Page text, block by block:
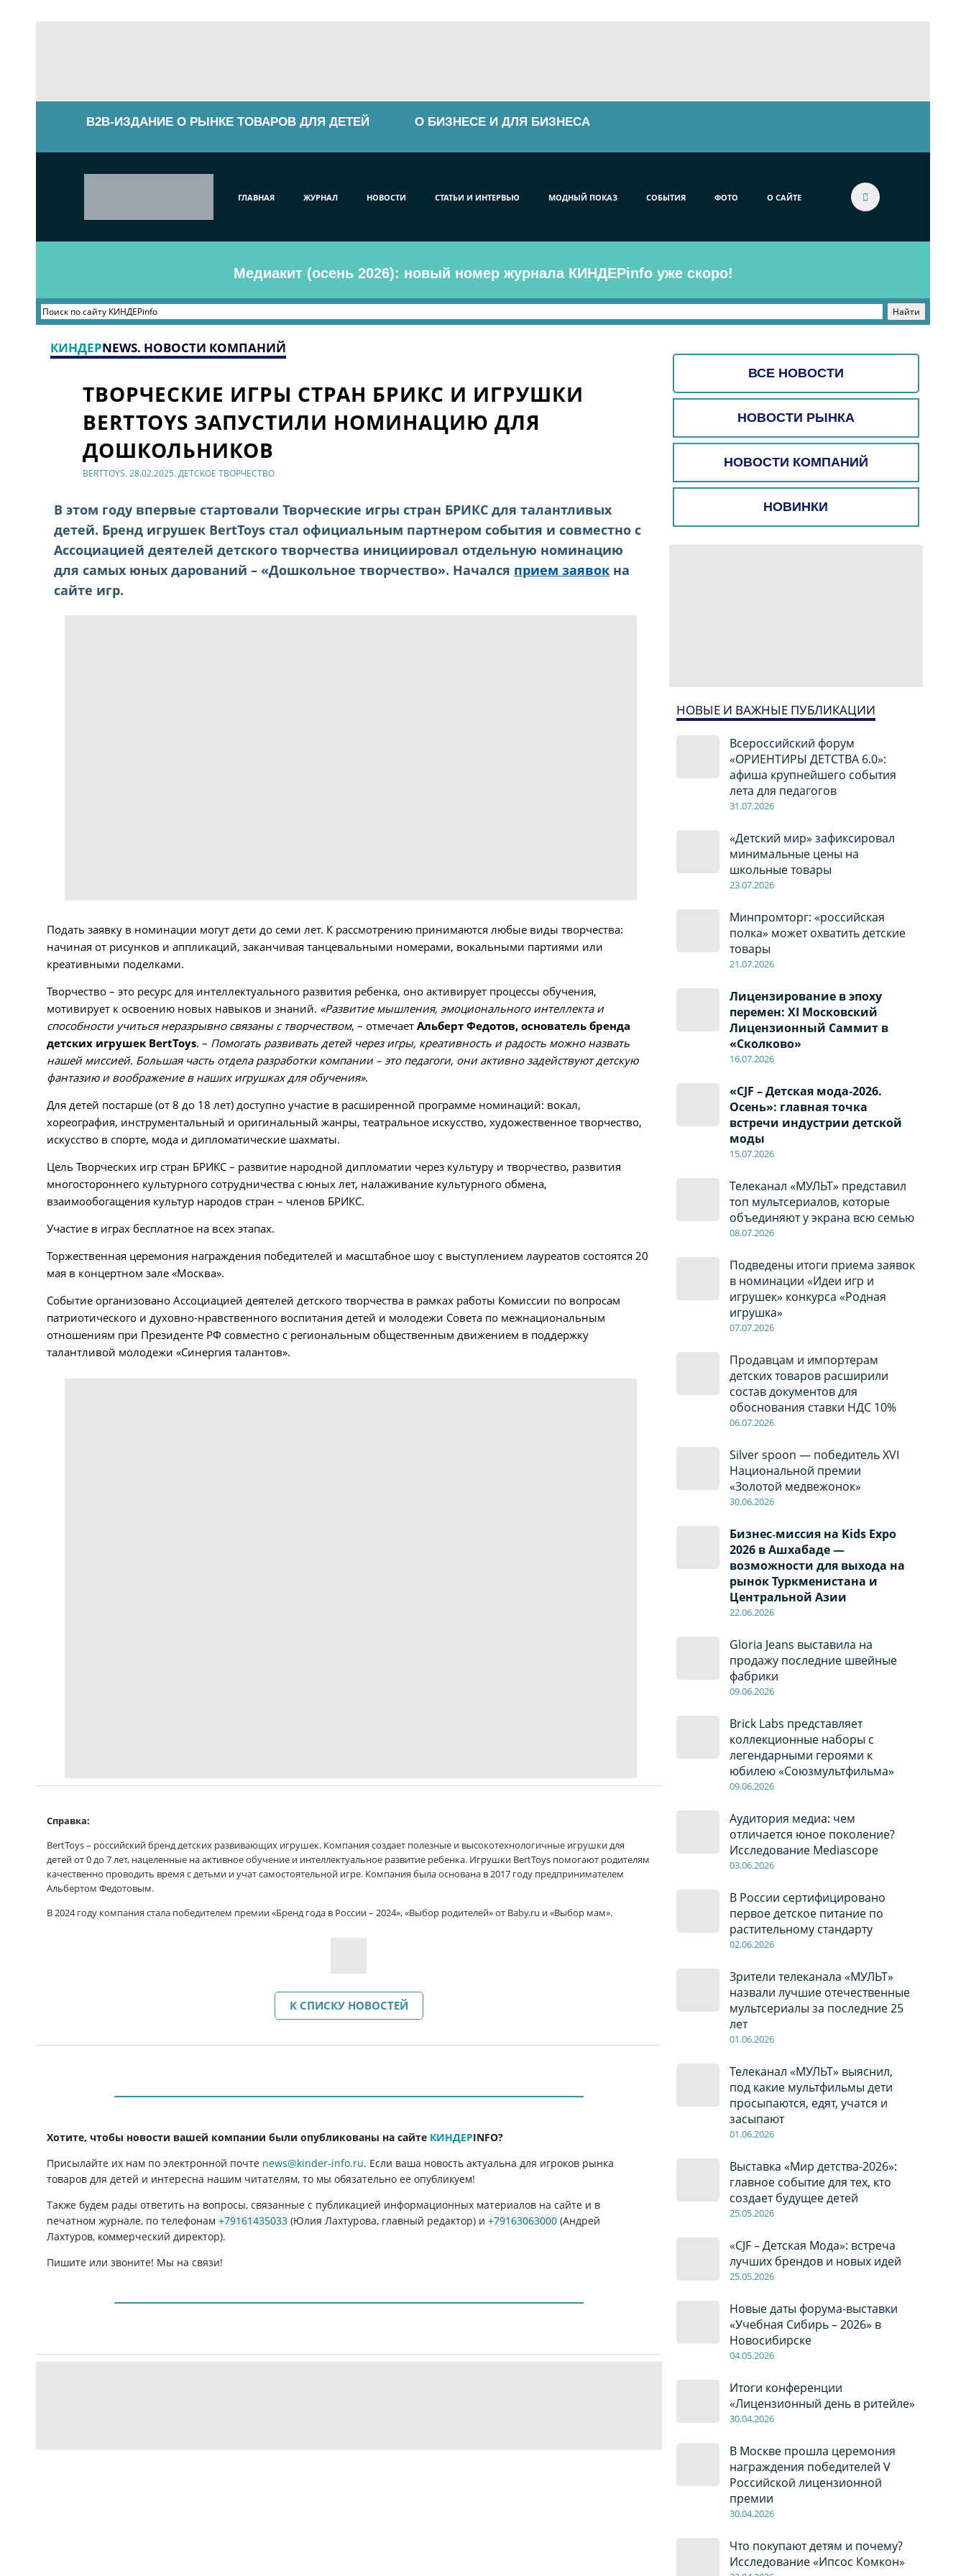
B2B-ИЗДАНИЕ О РЫНКЕ ТОВАРОВ ДЛЯ ДЕТЕЙ О БИЗНЕСЕ И ДЛЯ БИЗНЕСА
ГЛАВНАЯ ЖУРНАЛ НОВОСТИ СТАТЬИ И ИНТЕРВЬЮ МОДНЫЙ ПОКАЗ СОБЫТИЯ ФОТО О САЙТЕ
Медиакит (осень 2026): новый номер журнала КИНДЕРinfo уже скоро!
ВСЕ НОВОСТИ
НОВОСТИ РЫНКА
НОВОСТИ КОМПАНИЙ
НОВИНКИ
НОВЫЕ И ВАЖНЫЕ ПУБЛИКАЦИИ
Всероссийский форум
«ОРИЕНТИРЫ ДЕТСТВА 6.0»:
афиша крупнейшего события
лета для педагогов
31.07.2026
«Детский мир» зафиксировал
минимальные цены на
школьные товары
23.07.2026
Минпромторг: «российская
полка» может охватить детские
товары
21.07.2026
Лицензирование в эпоху
перемен: XI Московский
Лицензионный Саммит в
«Сколково»
16.07.2026
«CJF – Детская мода-2026.
Осень»: главная точка
встречи индустрии детской
моды
15.07.2026
Телеканал «МУЛЬТ» представил
топ мультсериалов, которые
объединяют у экрана всю семью
08.07.2026
Подведены итоги приема заявок
в номинации «Идеи игр и
игрушек» конкурса «Родная
игрушка»
07.07.2026
Продавцам и импортерам
детских товаров расширили
состав документов для
обоснования ставки НДС 10%
06.07.2026
Silver spoon — победитель XVI
Национальной премии
«Золотой медвежонок»
30.06.2026
Бизнес‑миссия на Kids Expo
2026 в Ашхабаде —
возможности для выхода на
рынок Туркменистана и
Центральной Азии
22.06.2026
Gloria Jeans выставила на
продажу последние швейные
фабрики
09.06.2026
Brick Labs представляет
коллекционные наборы с
легендарными героями к
юбилею «Союзмультфильма»
09.06.2026
Аудитория медиа: чем
отличается юное поколение?
Исследование Mediascope
03.06.2026
В России сертифицировано
первое детское питание по
растительному стандарту
02.06.2026
Зрители телеканала «МУЛЬТ»
назвали лучшие отечественные
мультсериалы за последние 25
лет
01.06.2026
Телеканал «МУЛЬТ» выяснил,
под какие мультфильмы дети
просыпаются, едят, учатся и
засыпают
01.06.2026
Выставка «Мир детства-2026»:
главное событие для тех, кто
создает будущее детей
25.05.2026
«CJF – Детская Мода»: встреча
лучших брендов и новых идей
25.05.2026
Новые даты форума-выставки
«Учебная Сибирь – 2026» в
Новосибирске
04.05.2026
Итоги конференции
«Лицензионный день в ритейле»
30.04.2026
В Москве прошла церемония
награждения победителей V
Российской лицензионной
премии
30.04.2026
Что покупают детям и почему?
Исследование «Ипсос Комкон»
КИНДЕРNEWS. НОВОСТИ КОМПАНИЙ
ТВОРЧЕСКИЕ ИГРЫ СТРАН БРИКС И ИГРУШКИ
BERTTOYS ЗАПУСТИЛИ НОМИНАЦИЮ ДЛЯ
ДОШКОЛЬНИКОВ
BERTTOYS. 28.02.2025. ДЕТСКОЕ ТВОРЧЕСТВО
В этом году впервые стартовали Творческие игры стран БРИКС для талантливых
детей. Бренд игрушек BertToys стал официальным партнером события и совместно с
Ассоциацией деятелей детского творчества инициировал отдельную номинацию
для самых юных дарований – «Дошкольное творчество». Начался прием заявок на
сайте игр.
Подать заявку в номинации могут дети до семи лет. К рассмотрению принимаются любые виды творчества:
начиная от рисунков и аппликаций, заканчивая танцевальными номерами, вокальными партиями или
креативными поделками.
Творчество – это ресурс для интеллектуального развития ребенка, оно активирует процессы обучения,
мотивирует к освоению новых навыков и знаний. «Развитие мышления, эмоционального интеллекта и
способности учиться неразрывно связаны с творчеством, – отмечаетАльберт Федотов, основатель бренда
детских игрушек BertToys. – Помогать развивать детей через игры, креативность и радость можно назвать
нашей миссией. Большая часть отдела разработки компании – это педагоги, они активно задействуют детскую
фантазию и воображение в наших игрушках для обучения».
Для детей постарше (от 8 до 18 лет) доступно участие в расширенной программе номинаций: вокал,
хореография, инструментальный и оригинальный жанры, театральное искусство, художественное творчество,
искусство в спорте, мода и дипломатические шахматы.
Цель Творческих игр стран БРИКС – развитие народной дипломатии через культуру и творчество, развития
многостороннего культурного сотрудничества с юных лет, налаживание культурного обмена,
взаимообогащения культур народов стран – членов БРИКС.
Участие в играх бесплатное на всех этапах.
Торжественная церемония награждения победителей и масштабное шоу с выступлением лауреатов состоятся 20
мая в концертном зале «Москва».
Событие организовано Ассоциацией деятелей детского творчества в рамках работы Комиссии по вопросам
патриотического и духовно-нравственного воспитания детей и молодежи Совета по межнациональным
отношениям при Президенте РФ совместно с региональным общественным движением в поддержку
талантливой молодежи «Синергия талантов».
Справка:
BertToys – российский бренд детских развивающих игрушек. Компания создает полезные и высокотехнологичные игрушки для
детей от 0 до 7 лет, нацеленные на активное обучение и интеллектуальное развитие ребенка. Игрушки BertToys помогают родителям
качественно проводить время с детьми и учат самостоятельной игре. Компания была основана в 2017 году предпринимателем
Альбертом Федотовым.
В 2024 году компания стала победителем премии «Бренд года в России – 2024», «Выбор родителей» от Baby.ru и «Выбор мам».
К СПИСКУ НОВОСТЕЙ
Хотите, чтобы новости вашей компании были опубликованы на сайте КИНДЕРINFO?
Присылайте их нам по электронной почте news@kinder-info.ru. Если ваша новость актуальна для игроков рынка
товаров для детей и интересна нашим читателям, то мы обязательно ее опубликуем!
Также будем рады ответить на вопросы, связанные с публикацией информационных материалов на сайте и в
печатном журнале, по телефонам+79161435033 (Юлия Лахтурова, главный редактор) и+79163063000 (Андрей
Лахтуров, коммерческий директор).
Пишите или звоните! Мы на связи!